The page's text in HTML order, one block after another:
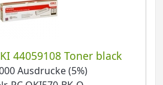
44059108 Toner black
Ausdrucke (5%)